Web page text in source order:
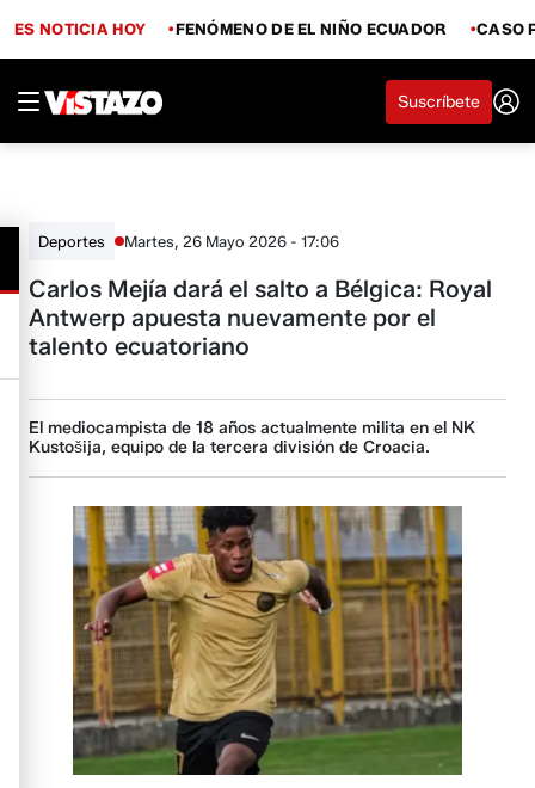
ES NOTICIA HOY FENÓMENO DE EL NIÑO ECUADOR CASO
Suscríbete
Deportes Martes, 26 Mayo 2026 - 17:06
Carlos Mejía dará el salto a Bélgica: Royal
Antwerp apuesta nuevamente por el
talento ecuatoriano
El mediocampista de 18 años actualmente milita en el NK
Kustošija, equipo de la tercera división de Croacia.